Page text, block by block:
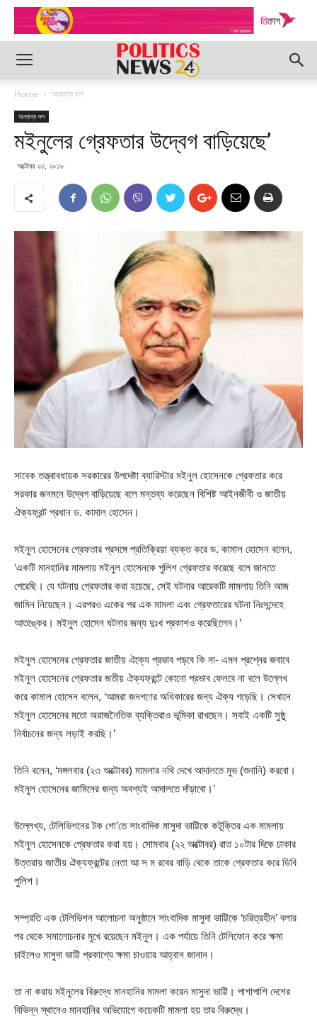
Home অন্যান্য দল
অন্যান্য দল
মইনুলের গ্রেফতার উদ্বেগ বাড়িয়েছে’
অক্টোবর ২৩, ২০১৮
সাবেক তত্ত্বাবধায়ক সরকারের উপদেষ্টা ব্যারিস্টার মইনুল হোসেনকে গ্রেফতার করে
সরকার জনমনে উদ্বেগ বাড়িয়েছে বলে মন্তব্য করেছেন বিশিষ্ট আইনজীবী ও জাতীয়
ঐক্যফ্রন্ট প্রধান ড. কামাল হোসেন।
মইনুল হোসেনের গ্রেফতার প্রসঙ্গে প্রতিক্রিয়া ব্যক্ত করে ড. কামাল হোসেন বলেন,
‘একটি মানহানির মামলায় মইনুল হোসেনকে পুলিশ গ্রেফতার করেছে বলে জানতে
পেরেছি। যে ঘটনায় গ্রেফতার করা হয়েছে, সেই ঘটনার আরেকটি মামলায় তিনি আজ
জামিন নিয়েছেন। এরপরও একের পর এক মামলা এবং গ্রেফতারের ঘটনা নিঃসন্দেহে
আতঙ্কের। মইনুল হোসেন ঘটনার জন্য দুঃখ প্রকাশও করেছিলেন।’
মইনুল হোসেনের গ্রেফতার জাতীয় ঐক্যে প্রভাব পড়বে কি না- এমন প্রশ্নের জবাবে
মইনুল হোসেনের গ্রেফতার জতীয় ঐক্যফ্রন্টে কোনো প্রভাব ফেলবে না বলে উল্লেখ
করে কামাল হোসেন বলেন, ‘আমরা জনগণের অধিকারের জন্য ঐক্য গড়েছি। সেখানে
মইনুল হোসেনের মতো অরাজনৈতিক ব্যক্তিরাও ভূমিকা রাখছেন। সবাই একটি সুষ্ঠু
নির্বাচনের জন্য লড়াই করছি।’
তিনি বলেন, ‘মঙ্গলবার (২৩ অক্টোবর) মামলার নথি দেখে আদালতে মুভ (শুনানি) করবো।
মইনুল হোসেনের জামিনের জন্য অবশ্যই আদালতে দাঁড়াবো।’
উল্লেখ্য, টেলিভিশনের টক শো’তে সাংবাদিক মাসুদা ভাট্টিকে কটূক্তির এক মামলায়
মইনুল হোসেনকে গ্রেফতার করা হয়। সোমবার (২২ অক্টোবর) রাত ১০টার দিকে ঢাকার
উত্তরায় জাতীয় ঐক্যফ্রন্টের নেতা আ স ম রবের বাড়ি থেকে তাকে গ্রেফতার করে ডিবি
পুলিশ।
সম্প্রতি এক টেলিভিশন আলোচনা অনুষ্ঠানে সাংবাদিক মাসুদা ভাট্টিকে ‘চরিত্রহীন’ বলার
পর থেকে সমালোচনার মুখে রয়েছেন মইনুল। এক পর্যায়ে তিনি টেলিফোন করে ক্ষমা
চাইলেও মাসুদা ভাট্টি প্রকাশ্যে ক্ষমা চাওয়ার আহ্বান জানান।
তা না করায় মইনুলের বিরুদ্ধে মানহানির মামলা করেন মাসুদা ভাট্টি। পাশাপাশি দেশের
বিভিন্ন স্থানেও মানহানির অভিযোগে কয়েকটি মামলা হয় তার বিরুদ্ধে।